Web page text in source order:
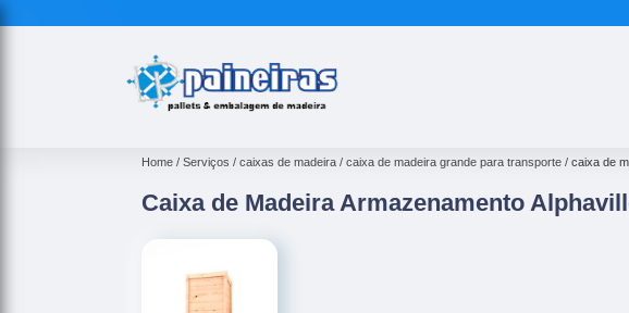
Home Serviços caixas de madeira caixa de madeira grande para transporte caixa de
Caixa de Madeira Armazenamento